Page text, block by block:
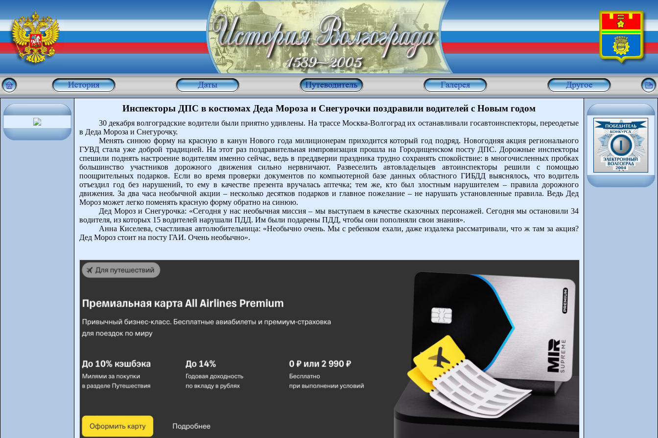
Инспекторы ДПС в костюмах Деда Мороза и Снегурочки поздравили водителей с Новым годом
30 декабря волгоградские водители были приятно удивлены. На трассе Москва-Волгоград их останавливали госавтоинспекторы, переодетые
в Деда Мороза и Снегурочку.
Менять синюю форму на красную в канун Нового года милиционерам приходится который год подряд. Новогодняя акция регионального
ГУВД стала уже доброй традицией. На этот раз поздравительная импровизация прошла на Городищенском посту ДПС. Дорожные инспекторы
спешили поднять настроение водителям именно сейчас, ведь в преддверии праздника трудно сохранять спокойствие: в многочисленных пробках
большинство участников дорожного движения сильно нервничают. Развеселить автовладельцев автоинспекторы решили с помощью
поощрительных подарков. Если во время проверки документов по компьютерной базе данных областного ГИБДД выяснялось, что водитель
отъездил год без нарушений, то ему в качестве презента вручалась аптечка; тем же, кто был злостным нарушителем – правила дорожного
движения. За два часа необычной акции – несколько десятков подарков и главное пожелание – не нарушать установленные правила. Ведь Дед
Мороз может легко поменять красную форму обратно на синюю.
Дед Мороз и Снегурочка: «Сегодня у нас необычная миссия – мы выступаем в качестве сказочных персонажей. Сегодня мы остановили 34
водителя, из которых 15 водителей нарушали ПДД. Им были подарены ПДД, чтобы они пополняли свои знания».
Анна Киселева, счастливая автолюбительница: «Необычно очень. Мы с ребенком ехали, даже издалека рассматривали, что ж там за акция?
Дед Мороз стоит на посту ГАИ. Очень необычно».